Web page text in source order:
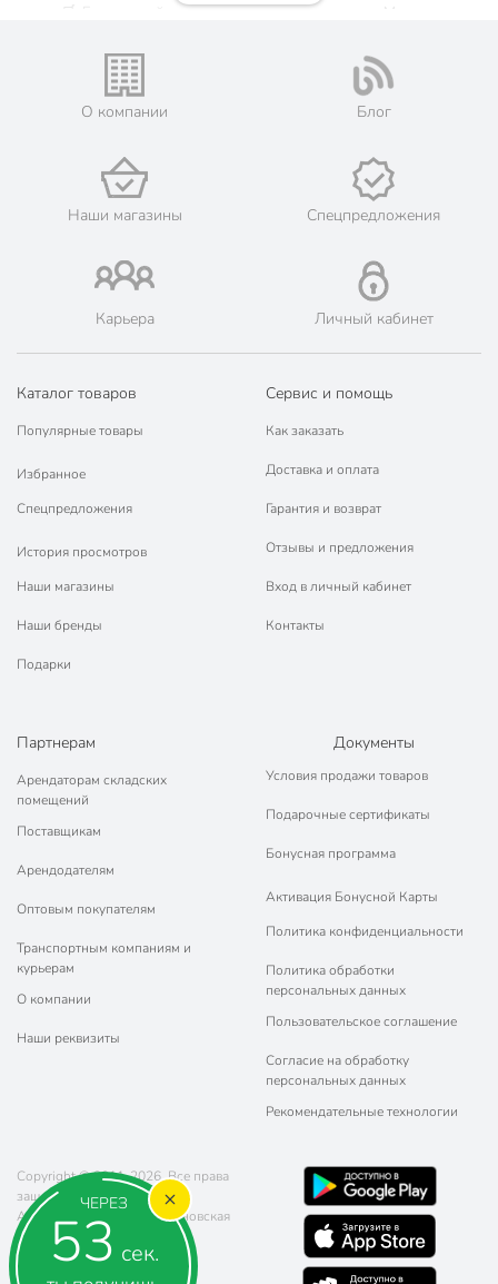
ЧЕРЕЗ
53 сек.
🛒 Бесплатный самовывоз из магазинов города Москва.
его онлайн на официальном сайте сети магазинов Порядок.
💳 Оплата: онлайн на сайте интернет-гипермаркета или
наличными при получении.
📜 Только оригинальная продукция. Интернет-гипермаркет
Порядок - официальный представитель ведущих мировых
О компании Блог
Наши магазины Спецпредложения
Карьера Личный кабинет
Каталог товаров
Популярные товары
Избранное
Спецпредложения
История просмотров
Наши магазины
Наши бренды
Подарки
Сервис и помощь
Как заказать
Доставка и оплата
Гарантия и возврат
Отзывы и предложения
Вход в личный кабинет
Контакты
Партнерам
Арендаторам складских
помещений
Поставщикам
Арендодателям
Оптовым покупателям
Транспортным компаниям и
курьерам
О компании
Наши реквизиты
Документы
Условия продажи товаров
Подарочные сертификаты
Бонусная программа
Активация Бонусной Карты
Политика конфиденциальности
Политика обработки
персональных данных
Пользовательское соглашение
Согласие на обработку
персональных данных
Рекомендательные технологии
Copyright © 2011-2026. Все права
защищены.
Адрес: г. Москва, ул. Чертановская
20 (метро Южная)
Телефон:8 (800) 770-77-06
Почта: